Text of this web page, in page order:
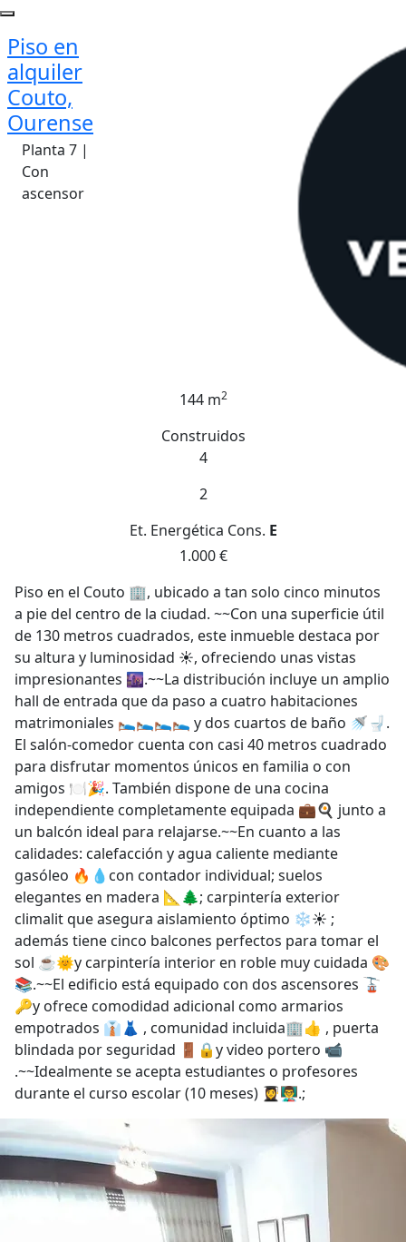
Piso en
alquiler
Couto,
Ourense
Planta 7 |
Con
ascensor
144 m2
Construidos
4
2
Et. Energética Cons. E
1.000 €
Piso en el Couto 🏢, ubicado a tan solo cinco minutos
a pie del centro de la ciudad. ~~Con una superficie útil
de 130 metros cuadrados, este inmueble destaca por
su altura y luminosidad ☀️, ofreciendo unas vistas
impresionantes 🌆.~~La distribución incluye un amplio
hall de entrada que da paso a cuatro habitaciones
matrimoniales 🛌🛌🛌🛌 y dos cuartos de baño 🚿🚽.
El salón-comedor cuenta con casi 40 metros cuadrado
para disfrutar momentos únicos en familia o con
amigos 🍽️🎉. También dispone de una cocina
independiente completamente equipada 💼🍳 junto a
un balcón ideal para relajarse.~~En cuanto a las
calidades: calefacción y agua caliente mediante
gasóleo 🔥💧con contador individual; suelos
elegantes en madera 📐🌲; carpintería exterior
climalit que asegura aislamiento óptimo ❄️☀️ ;
además tiene cinco balcones perfectos para tomar el
sol ☕🌞y carpintería interior en roble muy cuidada 🎨
📚.~~El edificio está equipado con dos ascensores 🚡
🔑y ofrece comodidad adicional como armarios
empotrados 👔👗 , comunidad incluida🏢👍 , puerta
blindada por seguridad 🚪🔒y video portero 📹
.~~Idealmente se acepta estudiantes o profesores
durante el curso escolar (10 meses) 👩‍🎓👨‍🏫.;